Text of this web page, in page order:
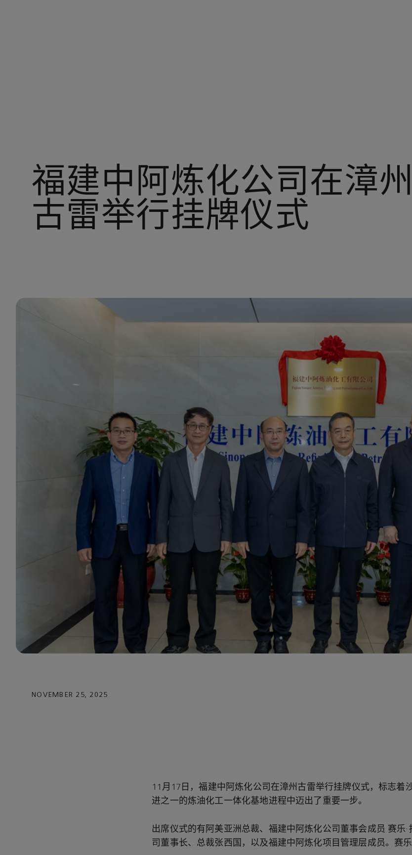
福建中阿炼化公司在漳州
古雷举行挂牌仪式
NOVEMBER 25, 2025
11月17日，福建中阿炼化公司在漳州古雷举行挂牌仪式，标志着
进之一的炼油化工一体化基地进程中迈出了重要一步。
出席仪式的有阿美亚洲总裁、福建中阿炼化公司董事会成员 赛乐
司董事长、总裁张西国，以及福建中阿炼化项目管理层成员。赛乐